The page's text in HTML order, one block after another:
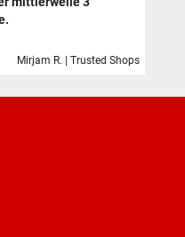
Mirjam R. | Trusted Shops